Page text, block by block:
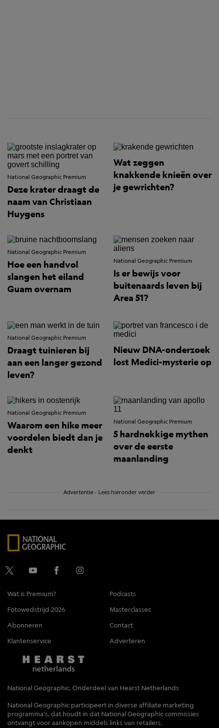
National Geographic Premium
Deze krater draagt de
naam van Christiaan
Huygens
Wat zeggen
knakkende knieën over
je gewrichten?
National Geographic Premium
Hoe een handvol
slangen het eiland
Guam overnam
National Geographic Premium
Is er bewijs voor
buitenaards leven bij
Area 51?
National Geographic Premium
Draagt tuinieren bij
aan een langer gezond
leven?
Nieuw DNA-onderzoek
lost Medici-mysterie op
National Geographic Premium
Waarom een hike meer
voordelen biedt dan je
denkt
National Geographic Premium
5 hardnekkige mythen
over de eerste
maanlanding
Advertentie - Lees hieronder verder
Wat is Premium?
Podcasts
Fotowedstrijd 2026
Masterclasses
Abonneren
Contact
Klantenservice
Adverteren
National Geographic, Onderdeel van Hearst Netherlands
National Geographic participeert in diverse affiliate marketing
programma's, dat houdt in dat National Geographic commissies
ontvangt voor aankopen middels links van retailers.